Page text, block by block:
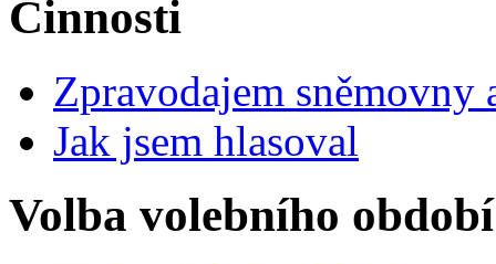
Činnosti
Zpravodajem
Jak jsem hlasoval
Volba volebního období